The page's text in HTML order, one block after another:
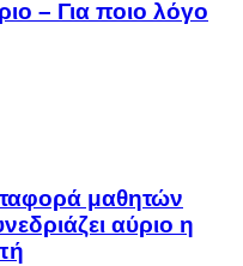
– Για ποιο λόγο
μαθητών
αύριο η